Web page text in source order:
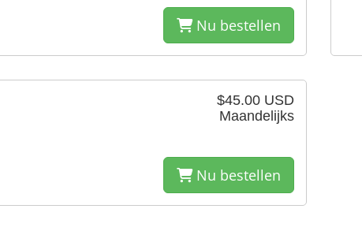
Nu bestellen
$45.00 USD
Maandelijks
Nu bestellen